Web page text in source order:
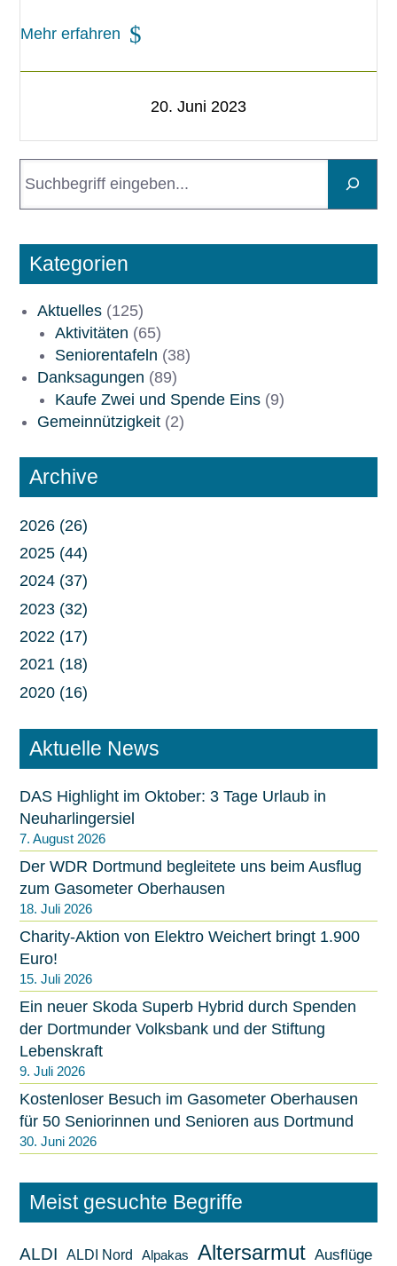
Mehr erfahren
20. Juni 2023
u
c
Kategorien
Aktuelles(125)
Aktivitäten (65)
Seniorentafeln (38)
Danksagungen (89)
Kaufe Zwei und Spende Eins(9)
Gemeinnützigkeit(2)
Archive
2026 (26)
2025 (44)
2024 (37)
2023 (32)
2022 (17)
2021 (18)
2020 (16)
Aktuelle News
DAS Highlight im Oktober: 3 Tage Urlaub in
Neuharlingersiel
7. August 2026
Der WDR Dortmund begleitete uns beim Ausflug
zum Gasometer Oberhausen
18. Juli 2026
Charity-Aktion von Elektro Weichert bringt 1.900
Euro!
15. Juli 2026
Ein neuer Skoda Superb Hybrid durch Spenden
der Dortmunder Volksbank und der Stiftung
Lebenskraft
9. Juli 2026
Kostenloser Besuch im Gasometer Oberhausen
für 50 Seniorinnen und Senioren aus Dortmund
30. Juni 2026
Meist gesuchte Begriffe
ALDI ALDI Nord Alpakas Altersarmut Ausflüge